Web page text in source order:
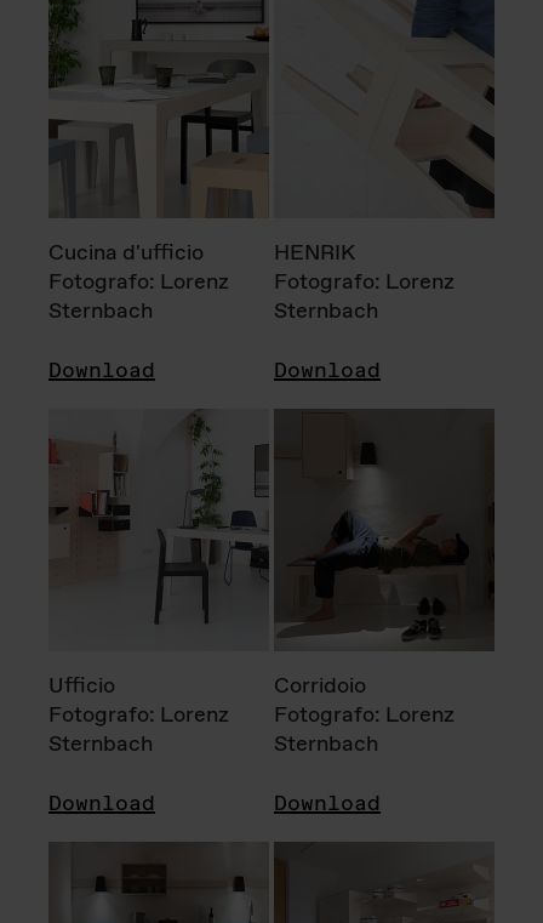
Cucina d'ufficio
Fotografo: Lorenz
Sternbach
Download
HENRIK
Fotografo: Lorenz
Sternbach
Download
Ufficio
Fotografo: Lorenz
Sternbach
Download
Corridoio
Fotografo: Lorenz
Sternbach
Download